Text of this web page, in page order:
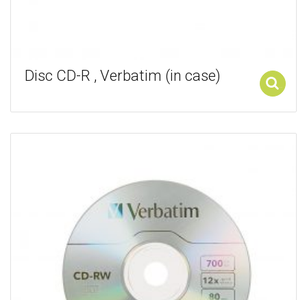
Disc CD-R , Verbatim (in case)